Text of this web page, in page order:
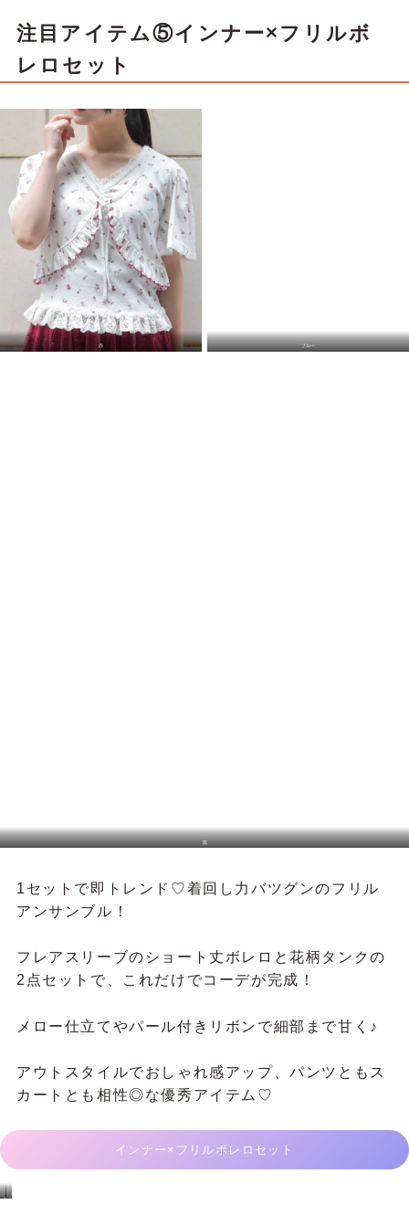
注目アイテム⑤インナー×フリルボ
レロセット
赤 ブルー
黒
1セットで即トレンド♡着回し力バツグンのフリル
アンサンブル！
フレアスリーブのショート丈ボレロと花柄タンクの
2点セットで、これだけでコーデが完成！
メロー仕立てやパール付きリボンで細部まで甘く♪
アウトスタイルでおしゃれ感アップ、パンツともス
カートとも相性◎な優秀アイテム♡
インナー×フリルボレロセット